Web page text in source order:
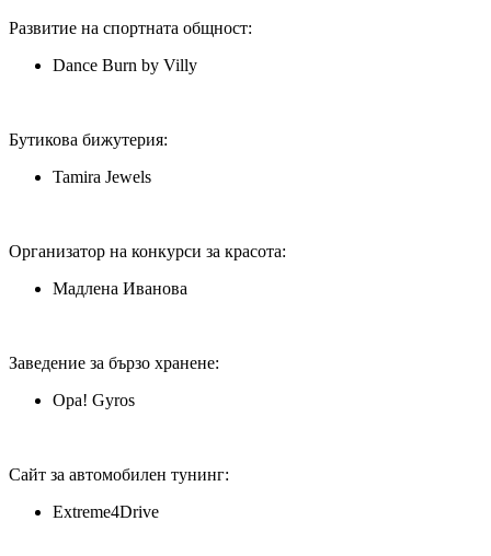
Развитие на спортната общност:
Dance Burn by Villy
Бутикова бижутерия:
Tamira Jewels
Организатор на конкурси за красота:
Мадлена Иванова
Заведение за бързо хранене:
Opa! Gyros
Сайт за автомобилен тунинг:
Extreme4Drive